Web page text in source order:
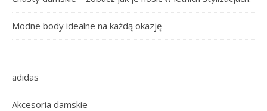
Modne body idealne na każdą okazję
adidas
Akcesoria damskie